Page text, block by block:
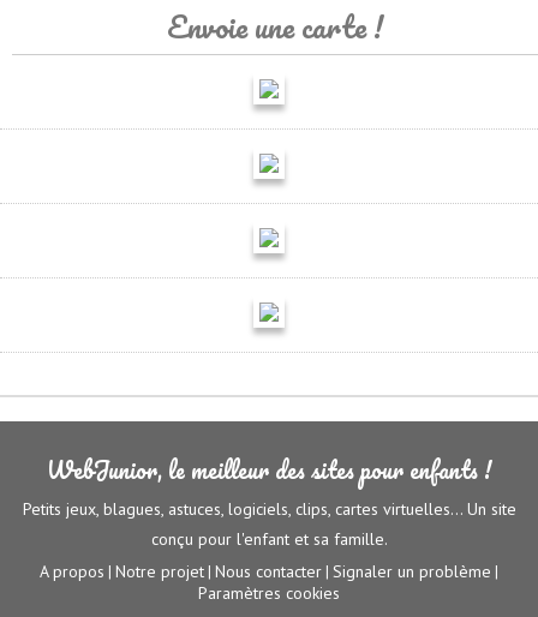
Envoie une carte !
WebJunior, le meilleur des sites pour enfants !
Petits jeux, blagues, astuces, logiciels, clips, cartes virtuelles... Un site
conçu pour l'enfant et sa famille.
A propos | Notre projet | Nous contacter | Signaler un problème |
Paramètres cookies